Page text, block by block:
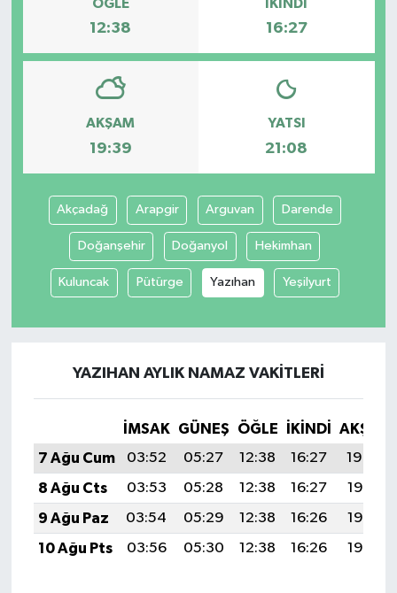
ÖĞLE
12:38
İKINDI
16:27
AKŞAM
19:39
YATSI
21:08
Akçadağ Arapgir Arguvan Darende
Doğanşehir Doğanyol Hekimhan
Kuluncak Pütürge Yazıhan Yeşilyurt
YAZIHAN AYLIK NAMAZ VAKITLERI
İMSAK GÜNEŞ ÖĞLE İKINDI
AKŞAM
7 Ağu Cum
03:52 05:27 12:38 16:27
19:39
8 Ağu Cts
03:53 05:28 12:38 16:27
19:38
9 Ağu Paz
03:54 05:29 12:38 16:26
19:37
10 Ağu Pts
03:56 05:30 12:38 16:26 19:36